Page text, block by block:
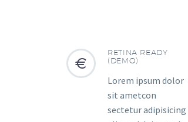


RETINA READY
(DEMO)
Lorem ipsum dolor
sit ametcon
sectetur adipisicing